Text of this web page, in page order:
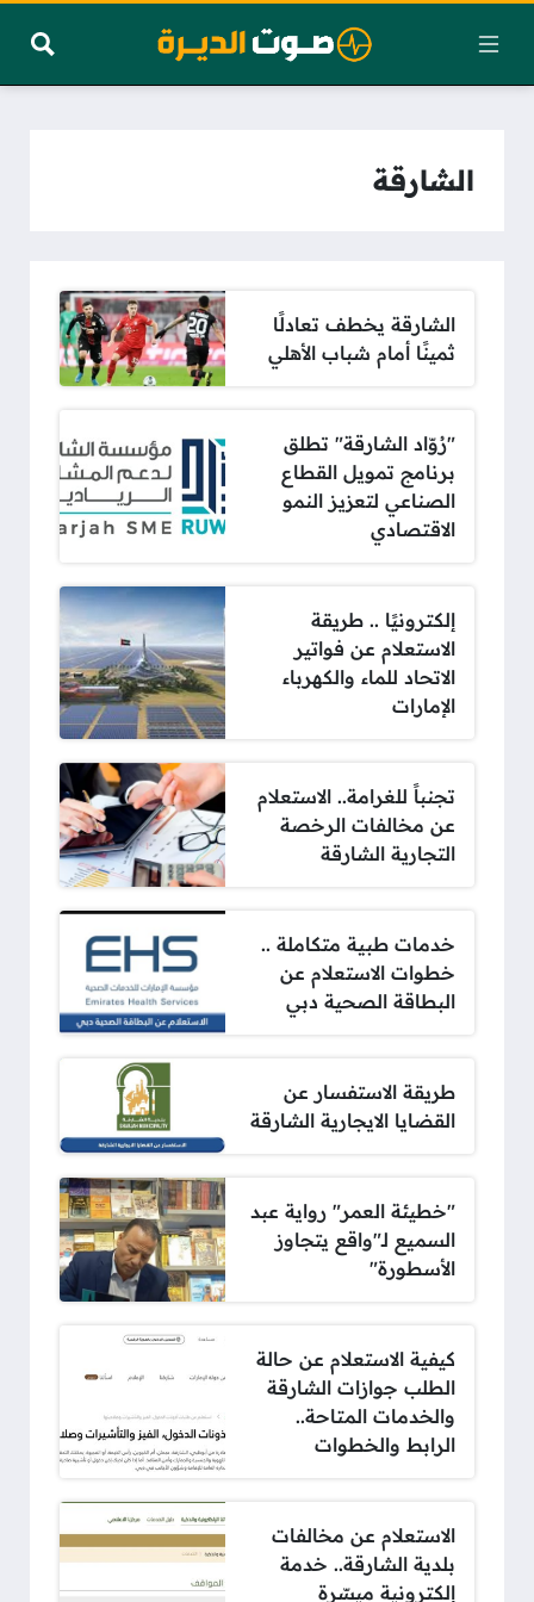
الشارقة
الشارقة يخطف تعادلًا
ثمينًا أمام شباب الأهلي
"رُوّاد الشارقة" تطلق
برنامج تمويل القطاع
الصناعي لتعزيز النمو
الاقتصادي
إلكترونيًا .. طريقة
الاستعلام عن فواتير
الاتحاد للماء والكهرباء
الإمارات
تجنباً للغرامة.. الاستعلام
عن مخالفات الرخصة
التجارية الشارقة
خدمات طبية متكاملة ..
خطوات الاستعلام عن
البطاقة الصحية دبي
طريقة الاستفسار عن
القضايا الايجارية الشارقة
"خطيئة العمر" رواية عبد
السميع لـ"واقع يتجاوز
الأسطورة"
كيفية الاستعلام عن حالة
الطلب جوازات الشارقة
والخدمات المتاحة..
الرابط والخطوات
الاستعلام عن مخالفات
بلدية الشارقة.. خدمة
إلكترونية ميسّرة